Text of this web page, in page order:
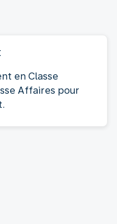
en Classe
Affaires pour